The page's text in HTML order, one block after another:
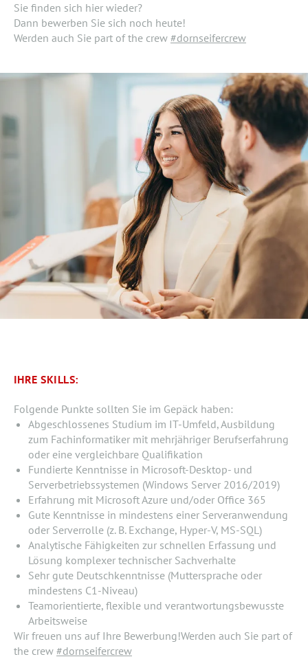
Sie finden sich hier wieder?
Dann bewerben Sie sich noch heute!
Werden auch Sie part of the crew #dornseifercrew
IHRE SKILLS:
Folgende Punkte sollten Sie im Gepäck haben:
Abgeschlossenes Studium im IT-Umfeld, Ausbildung
zum Fachinformatiker mit mehrjähriger Berufserfahrung
oder eine vergleichbare Qualifikation
Fundierte Kenntnisse in Microsoft-Desktop- und
Serverbetriebssystemen (Windows Server 2016/2019)
Erfahrung mit Microsoft Azure und/oder Office 365
Gute Kenntnisse in mindestens einer Serveranwendung
oder Serverrolle (z. B. Exchange, Hyper-V, MS-SQL)
Analytische Fähigkeiten zur schnellen Erfassung und
Lösung komplexer technischer Sachverhalte
Sehr gute Deutschkenntnisse (Muttersprache oder
mindestens C1-Niveau)
Teamorientierte, flexible und verantwortungsbewusste
Arbeitsweise
Wir freuen uns auf Ihre Bewerbung!Werden auch Sie part of
the crew #dornseifercrew